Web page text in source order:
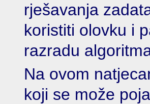
rješavanja
koristiti olovku i
razradu
Na ovom
koji se može